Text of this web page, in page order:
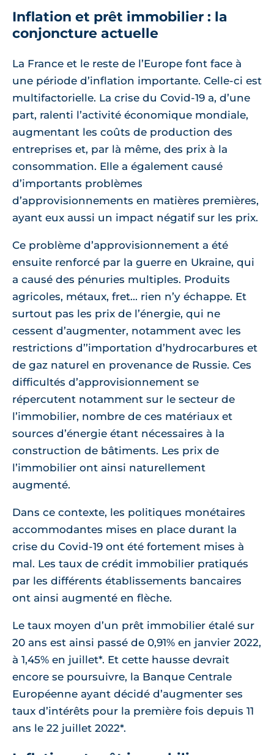
Inflation et prêt immobilier : la
conjoncture actuelle
La France et le reste de l’Europe font face à
une période d’inflation importante. Celle-ci est
multifactorielle. La crise du Covid-19 a, d’une
part, ralenti l’activité économique mondiale,
augmentant les coûts de production des
entreprises et, par là même, des prix à la
consommation. Elle a également causé
d’importants problèmes
d’approvisionnements en matières premières,
ayant eux aussi un impact négatif sur les prix.
Ce problème d’approvisionnement a été
ensuite renforcé par la guerre en Ukraine, qui
a causé des pénuries multiples. Produits
agricoles, métaux, fret... rien n’y échappe. Et
surtout pas les prix de l’énergie, qui ne
cessent d’augmenter, notamment avec les
restrictions d’’importation d’hydrocarbures et
de gaz naturel en provenance de Russie. Ces
difficultés d’approvisionnement se
répercutent notamment sur le secteur de
l’immobilier, nombre de ces matériaux et
sources d’énergie étant nécessaires à la
construction de bâtiments. Les prix de
l’immobilier ont ainsi naturellement
augmenté.
Dans ce contexte, les politiques monétaires
accommodantes mises en place durant la
crise du Covid-19 ont été fortement mises à
mal. Les taux de crédit immobilier pratiqués
par les différents établissements bancaires
ont ainsi augmenté en flèche.
Le taux moyen d’un prêt immobilier étalé sur
20 ans est ainsi passé de 0,91% en janvier 2022,
à 1,45% en juillet*. Et cette hausse devrait
encore se poursuivre, la Banque Centrale
Européenne ayant décidé d’augmenter ses
taux d’intérêts pour la première fois depuis 11
ans le 22 juillet 2022*.